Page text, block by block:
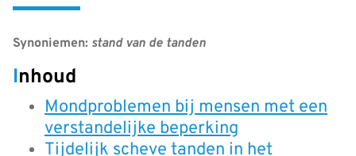
Synoniemen: stand van de tanden
Inhoud
Mondproblemen bij mensen met een
verstandelijke beperking
Tijdelijk scheve tanden in het